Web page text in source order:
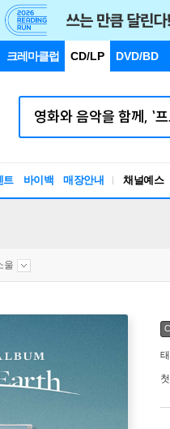
크레마클럽 CD/LP DVD/BD
트 바이백 매장안내 채널예스
울